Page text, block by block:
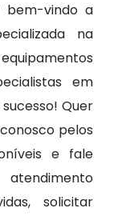
bem-vindo a
na
em
Quer
pelos
e fale
solicitar